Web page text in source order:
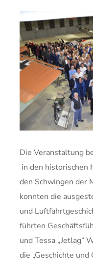
Die Veranstaltung
in den historischen
den Schwingen der
konnten die
und
führten
und Tessa „Jetlag“
die „Geschichte